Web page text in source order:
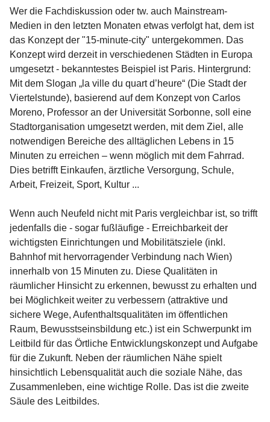
Wer die Fachdiskussion oder tw. auch Mainstream-
Medien in den letzten Monaten etwas verfolgt hat, dem ist
das Konzept der "15-minute-city" untergekommen. Das
Konzept wird derzeit in verschiedenen Städten in Europa
umgesetzt - bekanntestes Beispiel ist Paris. Hintergrund:
Mit dem Slogan „la ville du quart d’heure“ (Die Stadt der
Viertelstunde), basierend auf dem Konzept von Carlos
Moreno, Professor an der Universität Sorbonne, soll eine
Stadtorganisation umgesetzt werden, mit dem Ziel, alle
notwendigen Bereiche des alltäglichen Lebens in 15
Minuten zu erreichen – wenn möglich mit dem Fahrrad.
Dies betrifft Einkaufen, ärztliche Versorgung, Schule,
Arbeit, Freizeit, Sport, Kultur ...
Wenn auch Neufeld nicht mit Paris vergleichbar ist, so trifft
jedenfalls die - sogar fußläufige - Erreichbarkeit der
wichtigsten Einrichtungen und Mobilitätsziele (inkl.
Bahnhof mit hervorragender Verbindung nach Wien)
innerhalb von 15 Minuten zu. Diese Qualitäten in
räumlicher Hinsicht zu erkennen, bewusst zu erhalten und
bei Möglichkeit weiter zu verbessern (attraktive und
sichere Wege, Aufenthaltsqualitäten im öffentlichen
Raum, Bewusstseinsbildung etc.) ist ein Schwerpunkt im
Leitbild für das Örtliche Entwicklungskonzept und Aufgabe
für die Zukunft. Neben der räumlichen Nähe spielt
hinsichtlich Lebensqualität auch die soziale Nähe, das
Zusammenleben, eine wichtige Rolle. Das ist die zweite
Säule des Leitbildes.